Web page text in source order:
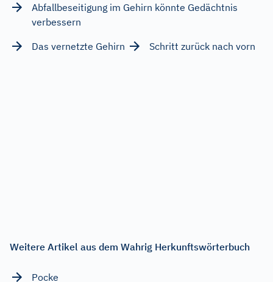
Abfallbeseitigung im Gehirn könnte Gedächtnis
verbessern
Das vernetzte Gehirn
Schritt zurück nach vorn
Weitere Artikel aus dem Wahrig Herkunftswörterbuch
Pocke